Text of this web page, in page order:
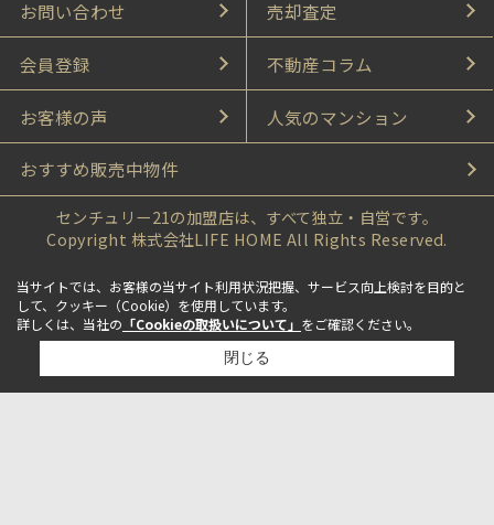
お問い合わせ 売却査定
会員登録 不動産コラム
お客様の声 人気のマンション
おすすめ販売中物件
センチュリー21の加盟店は、すべて独立・自営です。
Copyright 株式会社LIFE HOME All Rights Reserved.
当サイトでは、お客様の当サイト利用状況把握、サービス向上検討を目的と
して、クッキー（Cookie）を使用しています。
詳しくは、当社の 「Cookieの取扱いについて」 をご確認ください。
閉じる